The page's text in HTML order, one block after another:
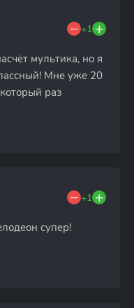
+1
мультика, но я
Мне уже 20
раз
+1
супер!